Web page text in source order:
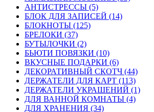
АНТИСТРЕССЫ (5)
БЛОК ДЛЯ ЗАПИСЕЙ (14)
БЛОКНОТЫ (125)
БРЕЛОКИ (37)
БУТЫЛОЧКИ (2)
БЬЮТИ ПОВЯЗКИ (10)
ВКУСНЫЕ ПОДАРКИ (6)
ДЕКОРАТИВНЫЙ СКОТЧ (44)
ДЕРЖАТЕЛИ ДЛЯ КАРТ (113)
ДЕРЖАТЕЛИ УКРАШЕНИЙ (1)
ДЛЯ ВАННОЙ КОМНАТЫ (4)
ДЛЯ ХРАНЕНИЯ (34)